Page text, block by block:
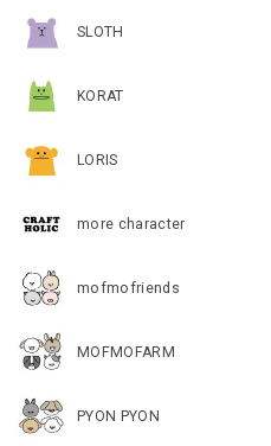
SLOTH
KORAT
LORIS
more character
mofmofriends
MOFMOFARM
PYON PYON